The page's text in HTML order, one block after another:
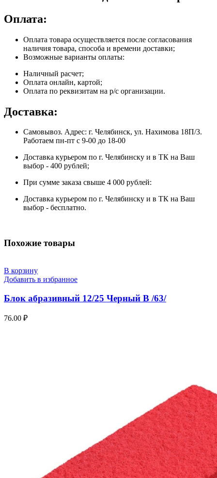
Оплата:
Оплата товара осуществляется после согласования
наличия товара, способа и времени доставки;
Возможные варианты оплаты:
Наличный расчет;
Оплата онлайн, картой;
Оплата по реквизитам на р/с организации.
Доставка:
Самовывоз. Адрес: г. Челябинск, ул. Нахимова 18П/3.
Работаем пн-пт с 9-00 до 18-00
Доставка курьером по г. Челябинску и в ТК на Ваш
выбор - 400 рублей;
При сумме заказа свыше 4 000 рублей:
Доставка курьером по г. Челябинску и в ТК на Ваш
выбор - бесплатно.
Похожие товары
В корзину
Добавить в избранное
Блок абразивный 12/25 Черный В /63/
76.00 ₽